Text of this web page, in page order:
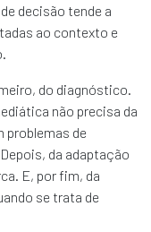
decisão tende a
ao contexto e
do diagnóstico.
não precisa da
problemas de
da adaptação
E, por fim, da
se trata de